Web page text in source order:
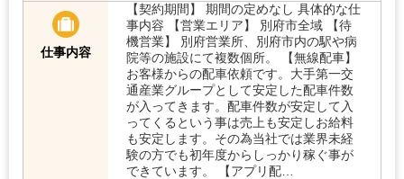
仕事内容
【契約期間】 期間の定めなし 具体的な仕
事内容 【営業エリア】 別府市全域 【待
機営業】 別府営業所、別府市内の駅や病
院等の施設にて複数個所。 【無線配車】
お客様からの配車依頼です。大手第一交
通産業グループとして安定した配車件数
が入ってきます。配車件数が安定して入
ってくるという事は売上も安定しお給料
も安定します。その為当社では業界未経
験の方でも初年度からしっかり稼ぐ事が
できています。 【アプリ配…